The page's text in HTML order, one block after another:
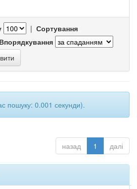
| Сортування
Впорядкування
пошуку: 0.001 секунди).
назад 1 далі